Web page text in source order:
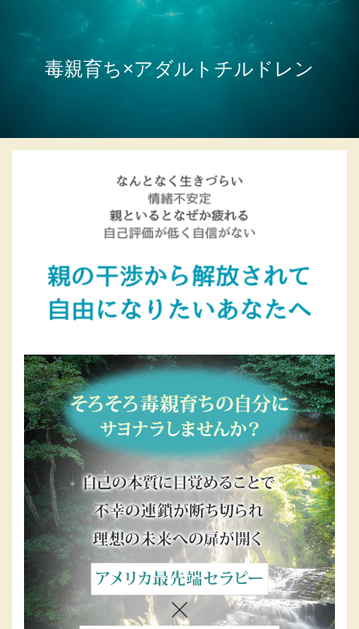
毒親育ち×アダルトチルドレン